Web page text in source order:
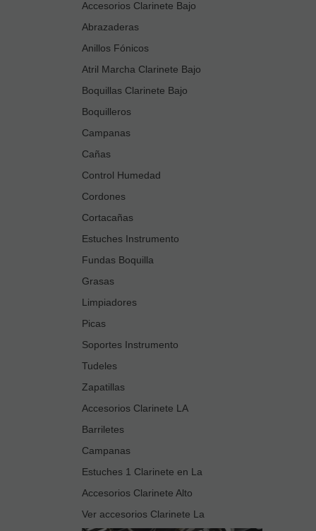
Accesorios Clarinete Bajo
Abrazaderas
Anillos Fónicos
Atril Marcha Clarinete Bajo
Boquillas Clarinete Bajo
Boquilleros
Campanas
Cañas
Control Humedad
Cordones
Cortacañas
Estuches Instrumento
Fundas Boquilla
Grasas
Limpiadores
Picas
Soportes Instrumento
Tudeles
Zapatillas
Accesorios Clarinete LA
Barriletes
Campanas
Estuches 1 Clarinete en La
Accesorios Clarinete Alto
Ver accesorios Clarinete La